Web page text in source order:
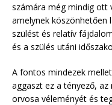
számára még mindig ott
amelynek köszönhetően
szülést és relatív
és a szülés utáni
A fontos mindezek
aggaszt ez a tényező,
orvosa véleményét és